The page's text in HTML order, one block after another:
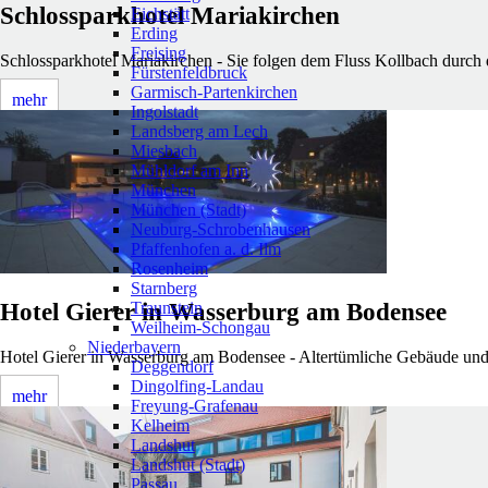
Schlossparkhotel Mariakirchen
Schlossparkhotel Mariakirchen - Sie folgen dem Fluss Kollbach durch
mehr
Hotel Gierer in Wasserburg am Bodensee
Hotel Gierer in Wasserburg am Bodensee - Altertümliche Gebäude
mehr
Eichstätt
Erding
Freising
Fürstenfeldbruck
Garmisch-Partenkirchen
Ingolstadt
Landsberg am Lech
Miesbach
Mühldorf am Inn
München
München (Stadt)
Neuburg-Schrobenhausen
Pfaffenhofen a. d. Ilm
Rosenheim
Starnberg
Traunstein
Weilheim-Schongau
Niederbayern
Deggendorf
Dingolfing-Landau
Freyung-Grafenau
Kelheim
Landshut
Landshut (Stadt)
Passau